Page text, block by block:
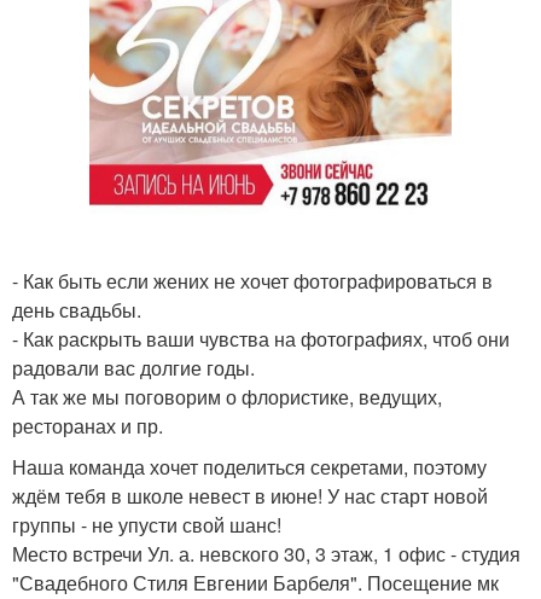
- Как быть если жених не хочет фотографироваться в
день свадьбы.
- Как раскрыть ваши чувства на фотографиях, чтоб они
радовали вас долгие годы.
А так же мы поговорим о флористике, ведущих,
ресторанах и пр.
Наша команда хочет поделиться секретами, поэтому
ждём тебя в школе невест в июне! У нас старт новой
группы - не упусти свой шанс!
Место встречи Ул. а. невского 30, 3 этаж, 1 офис - студия
"Свадебного Стиля Евгении Барбеля". Посещение мк